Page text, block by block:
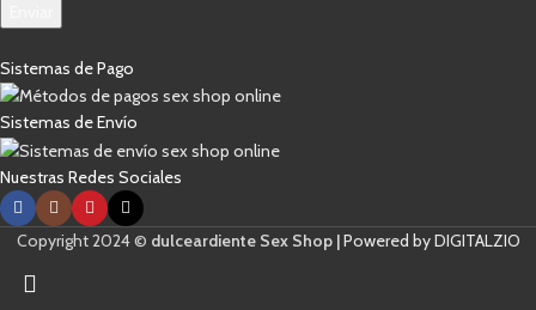
Sistemas de Pago
Sistemas de Envío
Nuestras Redes Sociales
Copyright 2024 © dulceardiente Sex Shop |Powered by DIGITALZIO